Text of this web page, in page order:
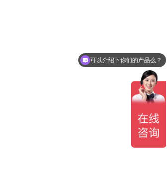
可以介绍下你们的产品么？